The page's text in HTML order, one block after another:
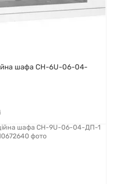
шафа СН-6U-06-04-